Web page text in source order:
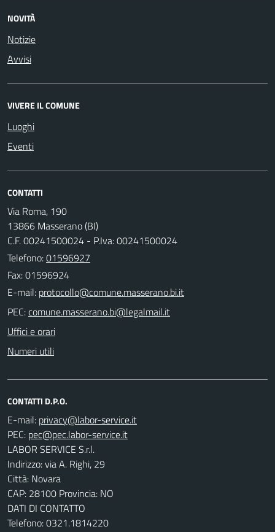
NOVITÀ
Notizie
Avvisi
VIVERE IL COMUNE
Luoghi
Eventi
CONTATTI
Via Roma, 190
13866 Masserano (BI)
C.F. 00241500024 - P.Iva: 00241500024
Telefono:01596927
Fax: 01596924
E-mail:
PEC:
Uffici e orari
Numeri utili
CONTATTI D.P.O.
E-mail:
PEC:
LABOR SERVICE S.r.l.
Indirizzo: via A. Righi, 29
Città: Novara
CAP: 28100 Provincia: NO
DATI DI CONTATTO
Telefono: 0321.1814220